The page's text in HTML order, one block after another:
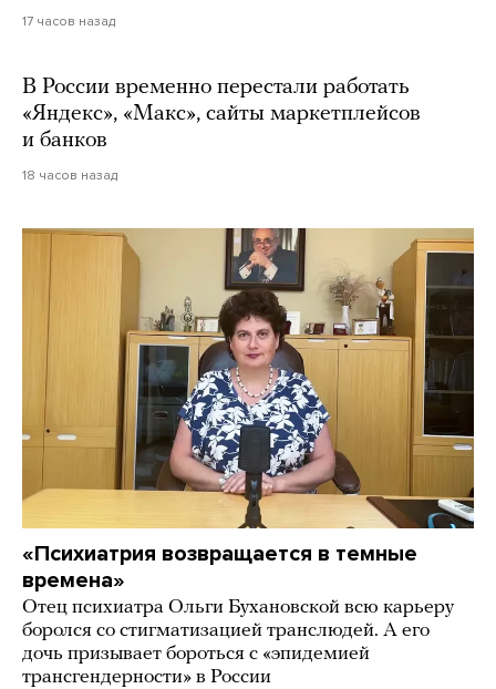
17 часов назад
В России временно перестали работать
«Яндекс», «Макс», сайты маркетплейсов
и банков
18 часов назад
«Психиатрия возвращается в темные
времена»
Отец психиатра Ольги Бухановской всю карьеру
боролся со стигматизацией транслюдей. А его
дочь призывает бороться с «эпидемией
трансгендерности» в России